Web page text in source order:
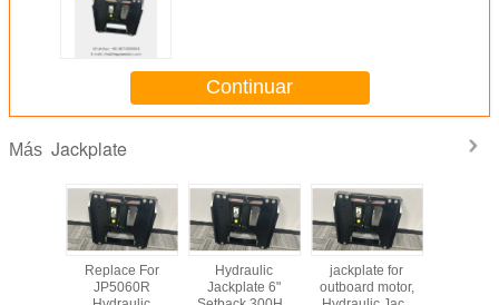
Continuar
Más Jackplate
Replace For
JP5060R
Hydraulic
Jackplate 6"
jackplate for
outboard motor,